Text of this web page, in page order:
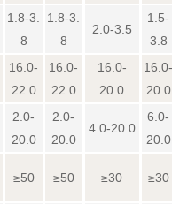
1.8-3.
8
1.8-3.
8
2.0-3.5
1.5-
3.8
16.0-
22.0
16.0-
22.0
16.0-
20.0
20.0
2.0-
20.0
2.0-
20.0
4.0-20.0
6.0-
20.0
≥50 ≥50 ≥30 ≥30